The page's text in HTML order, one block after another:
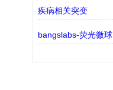
疾病相关突变
bangslabs-荧光微球